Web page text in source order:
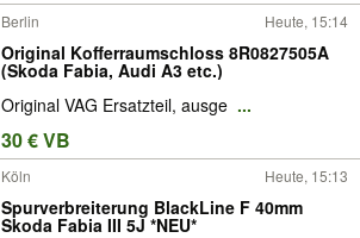
Berlin Heute, 15:14
Original Kofferraumschloss 8R0827505A
(Skoda Fabia, Audi A3 etc.)
Original VAG Ersatzteil, ausge ...
30 € VB
Köln Heute, 15:13
Spurverbreiterung BlackLine F 40mm
Skoda Fabia III 5J *NEU*